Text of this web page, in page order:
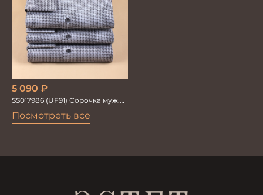
Посмотреть все
5 090 ₽
SS017986 (UF91) Сорочка муж.